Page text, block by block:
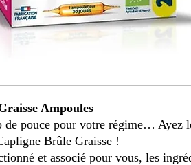
Ampoules
de pouce pour votre régime… Ayez
Brûle Graisse !
et associé pour vous, les